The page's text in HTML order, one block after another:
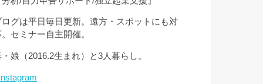
ログは平日毎日更新。遠方・スポットにも対
セミナー自主開催。
娘（2016.2生まれ）と3人暮らし。